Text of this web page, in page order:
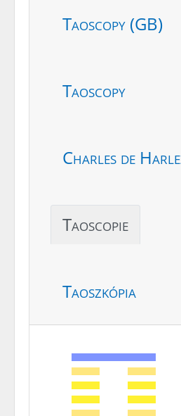
Taoscopy (GB)
Taoscopy
Charles de
Taoscopie
Taoszkópia